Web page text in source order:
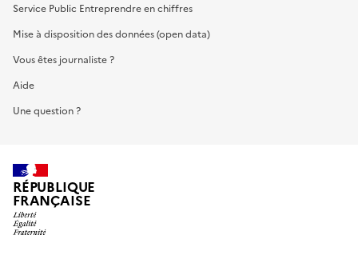
Service Public Entreprendre en chiffres
Mise à disposition des données (open data)
Vous êtes journaliste ?
Aide
Une question ?
RÉPUBLIQUE
FRANÇAISE